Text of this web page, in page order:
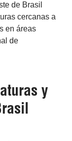
de Brasil
cercanas a
en áreas
de
y